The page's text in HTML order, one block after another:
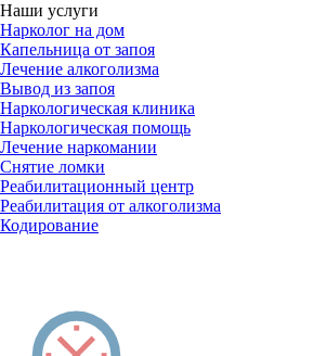
Наши услуги
Нарколог на дом
Капельница от запоя
Лечение алкоголизма
Вывод из запоя
Наркологическая клиника
Наркологическая помощь
Лечение наркомании
Снятие ломки
Реабилитационный центр
Реабилитация от алкоголизма
Кодирование